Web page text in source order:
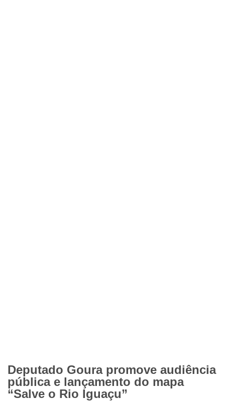
Deputado Goura promove audiência
pública e lançamento do mapa
“Salve o Rio Iguaçu”